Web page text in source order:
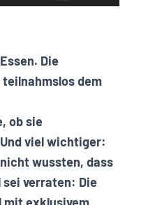
Hoch/Runter
Lautstärke
Die
dem
ob sie
viel wichtiger:
wussten, dass
sei verraten: Die